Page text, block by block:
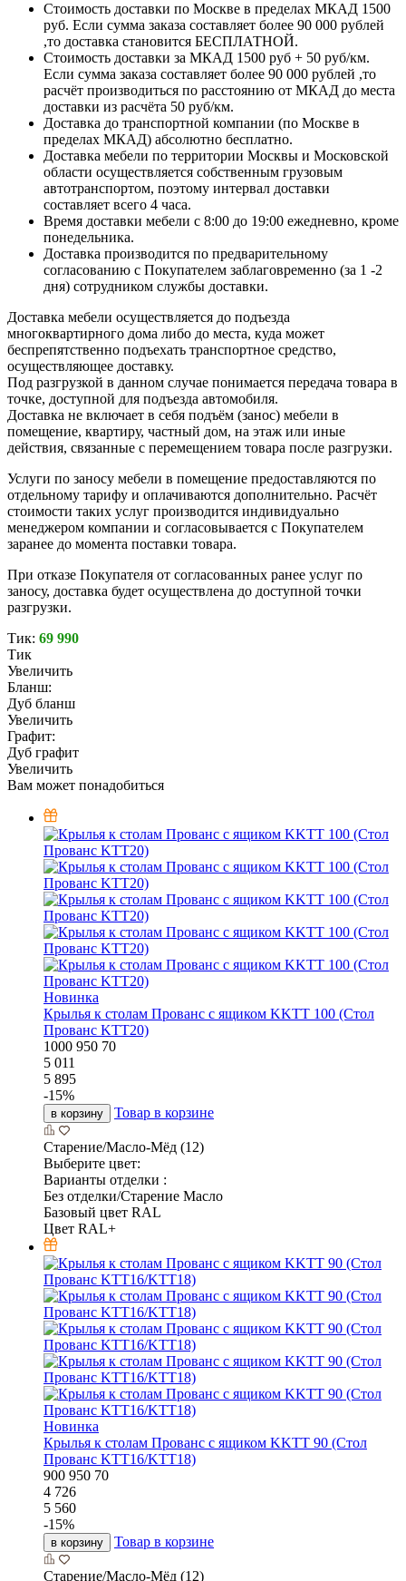
Стоимость доставки по Москве в пределах МКАД 1500
руб. Если сумма заказа составляет более 90 000 рублей
,то доставка становится БЕСПЛАТНОЙ.
Стоимость доставки за МКАД 1500 руб + 50 руб/км.
Если сумма заказа составляет более 90 000 рублей ,то
расчёт производиться по расстоянию от МКАД до места
доставки из расчёта 50 руб/км.
Доставка до транспортной компании (по Москве в
пределах МКАД) абсолютно бесплатно.
Доставка мебели по территории Москвы и Московской
области осуществляется собственным грузовым
автотранспортом, поэтому интервал доставки
составляет всего 4 часа.
Время доставки мебели с 8:00 до 19:00 ежедневно, кроме
понедельника.
Доставка производится по предварительному
согласованию с Покупателем заблаговременно (за 1 -2
дня) сотрудником службы доставки.
Доставка мебели осуществляется до подъезда
многоквартирного дома либо до места, куда может
беспрепятственно подъехать транспортное средство,
осуществляющее доставку.
Под разгрузкой в данном случае понимается передача товара в
точке, доступной для подъезда автомобиля.
Доставка не включает в себя подъём (занос) мебели в
помещение, квартиру, частный дом, на этаж или иные
действия, связанные с перемещением товара после разгрузки.
Услуги по заносу мебели в помещение предоставляются по
отдельному тарифу и оплачиваются дополнительно. Расчёт
стоимости таких услуг производится индивидуально
менеджером компании и согласовывается с Покупателем
заранее до момента поставки товара.
При отказе Покупателя от согласованных ранее услуг по
заносу, доставка будет осуществлена до доступной точки
разгрузки.
Тик: 69 990
Тик
Увеличить
Бланш:
Дуб бланш
Увеличить
Графит:
Дуб графит
Увеличить
Вам может понадобиться
Новинка
Крылья к столам Прованс с ящиком KKTT 100 (Стол
Прованс KTT20)
1000 950 70
5 011
5 895
-15%
в корзину Товар в корзине
Старение/Масло-Мёд (12)
Выберите цвет:
Варианты отделки :
Без отделки/Старение Масло
Базовый цвет RAL
Цвет RAL+
Новинка
Крылья к столам Прованс с ящиком KKTT 90 (Стол
Прованс KTT16/KTT18)
900 950 70
4 726
5 560
-15%
в корзину Товар в корзине
Старение/Масло-Мёд (12)